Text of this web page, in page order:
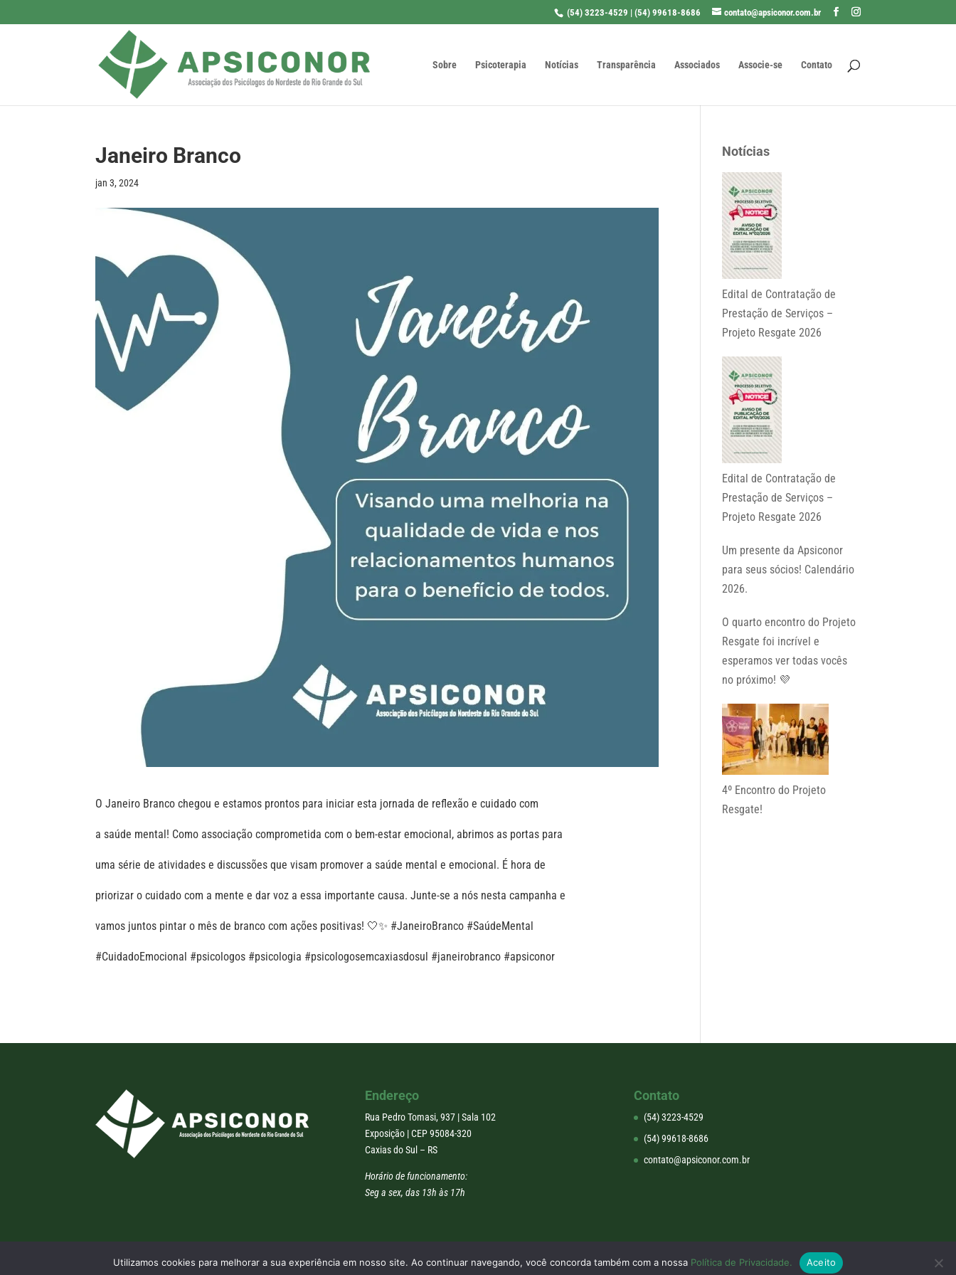
(54) 3223-4529 | (54) 99618-8686 contato@apsiconor.com.br
Sobre Psicoterapia Notícias Transparência Associados Associe-se Contato
Janeiro Branco
jan 3, 2024
O Janeiro Branco chegou e estamos prontos para iniciar esta jornada de reflexão e cuidado com
a saúde mental! Como associação comprometida com o bem-estar emocional, abrimos as portas para
uma série de atividades e discussões que visam promover a saúde mental e emocional. É hora de
priorizar o cuidado com a mente e dar voz a essa importante causa. Junte-se a nós nesta campanha e
vamos juntos pintar o mês de branco com ações positivas! 🤍✨ #JaneiroBranco #SaúdeMental
#CuidadoEmocional #psicologos #psicologia #psicologosemcaxiasdosul #janeirobranco #apsiconor
Notícias
Edital de Contratação de
Prestação de Serviços –
Projeto Resgate 2026
Edital de Contratação de
Prestação de Serviços –
Projeto Resgate 2026
Um presente da Apsiconor
para seus sócios! Calendário
2026.
O quarto encontro do Projeto
Resgate foi incrível e
esperamos ver todas vocês
no próximo! 💜
4º Encontro do Projeto
Resgate!
Endereço
Rua Pedro Tomasi, 937 | Sala 102
Exposição | CEP 95084-320
Caxias do Sul – RS
Horário de funcionamento:
Seg a sex, das 13h às 17h
Contato
(54) 3223-4529
(54) 99618-8686
contato@apsiconor.com.br
© 2026 APSICONOR - PorAldeia
Utilizamos cookies para melhorar a sua experiência em nosso site. Ao continuar navegando, você concorda também com a nossa Política de Privacidade. Aceito